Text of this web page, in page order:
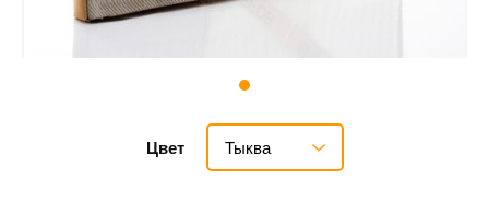
Цвет Тыква